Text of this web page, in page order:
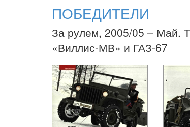
ПОБЕДИТЕЛИ
За рулем, 2005/05 – Май.
«Виллис-МВ» и ГАЗ-67